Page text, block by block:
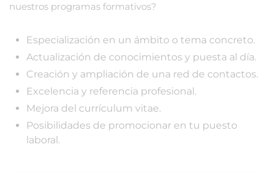
nuestros programas formativos?
Especialización en un ámbito o tema concreto.
Actualización de conocimientos y puesta al día.
Creación y ampliación de una red de contactos.
Excelencia y referencia profesional.
Mejora del currículum vitae.
Posibilidades de promocionar en tu puesto
laboral.